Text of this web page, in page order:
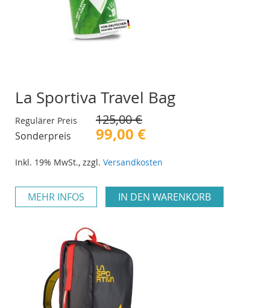
La Sportiva Travel Bag
Regulärer Preis 125,00 €
Sonderpreis 99,00 €
Inkl. 19% MwSt., zzgl. Versandkosten
MEHR INFOS IN DEN WARENKORB